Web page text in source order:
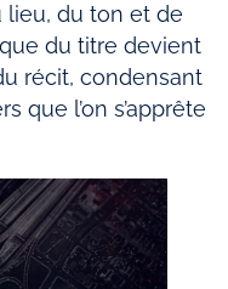
du ton et de
du titre devient
récit, condensant
que l’on s’apprête